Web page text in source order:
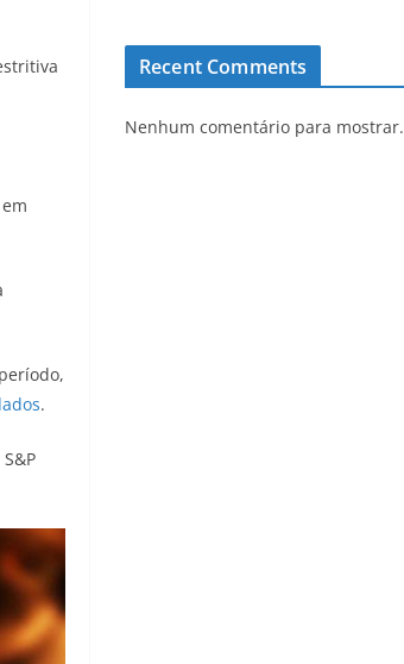
.
Recent Comments
Nenhum comentário para mostrar.